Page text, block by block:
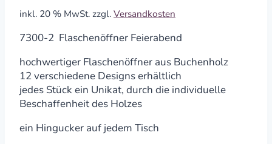
inkl. 20 % MwSt. zzgl. Versandkosten
7300-2 Flaschenöffner Feierabend
hochwertiger Flaschenöffner aus Buchenholz
12 verschiedene Designs erhältlich
jedes Stück ein Unikat, durch die individuelle
Beschaffenheit des Holzes
ein Hingucker auf jedem Tisch